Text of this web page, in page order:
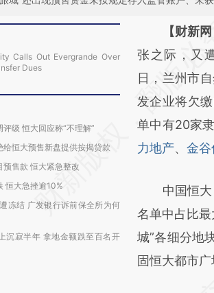
Calls Out Evergrande Over
Dues
级 恒大回应称“不理解”
给恒大预售新盘提供按揭贷款
售款 恒大紧急整改
恒大急挫逾10%
冻结 广发银行诉前保全所为何
沉寂半年 拿地金额跌至百名开
请务必在总
AI基
[https://
(https://
成，可能与
新观点和立
【财新
张之际，又
日，兰州市
发企业将欠
单中有20家
力地产、 金
中国恒大
名单中占比
城”各细分地
固恒大都市广